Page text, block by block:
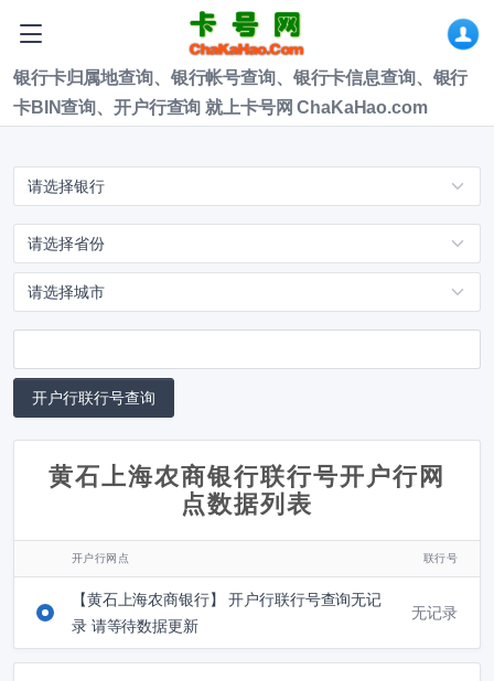
银行卡归属地查询、银行帐号查询、银行卡信息查询、银行
卡BIN查询、开户行查询 就上卡号网 ChaKaHao.com
黄石上海农商银行联行号开户行网
点数据列表
开户行网点 联行号
【黄石上海农商银行】 开户行联行号查询无记
录 请等待数据更新
无记录